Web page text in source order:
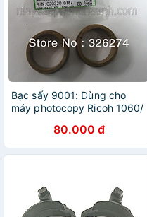
Bạc sấy 9001: Dùng cho
máy photocopy Ricoh 1060/
HA - Hàng nhập khẩu )
80.000 đ